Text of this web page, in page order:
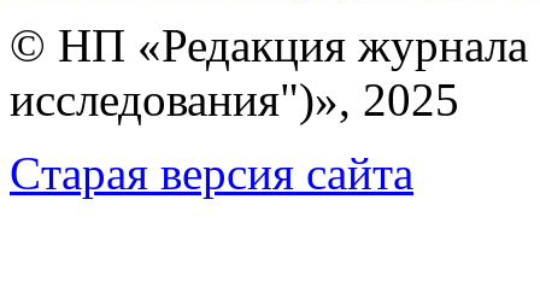
© НП «Редакция
исследования")», 2025
Cтарая версия сайта